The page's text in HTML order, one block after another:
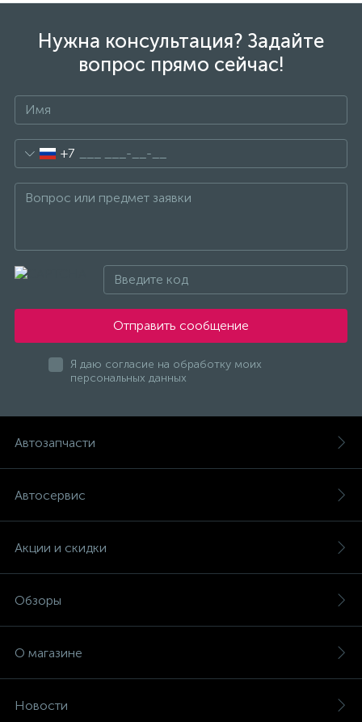
Нужна консультация? Задайте
вопрос прямо сейчас!
+7
Отправить сообщение
Я даю согласие на обработку моих
персональных данных
Автозапчасти
Автосервис
Акции и скидки
Обзоры
О магазине
Новости